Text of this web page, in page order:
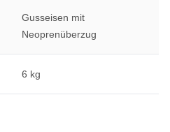
Gusseisen mit
Neoprenüberzug
6 kg